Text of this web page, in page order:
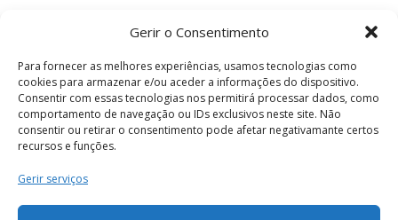
Gerir o Consentimento
Para fornecer as melhores experiências, usamos tecnologias como
cookies para armazenar e/ou aceder a informações do dispositivo.
Consentir com essas tecnologias nos permitirá processar dados, como
comportamento de navegação ou IDs exclusivos neste site. Não
consentir ou retirar o consentimento pode afetar negativamante certos
recursos e funções.
Gerir serviços
Termos e Condições